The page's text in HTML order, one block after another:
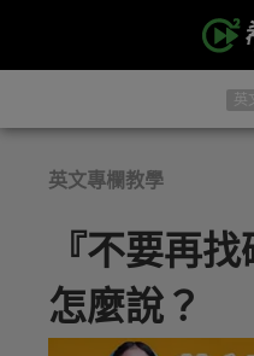
英
英文專欄教學
『不要再
怎麼說？